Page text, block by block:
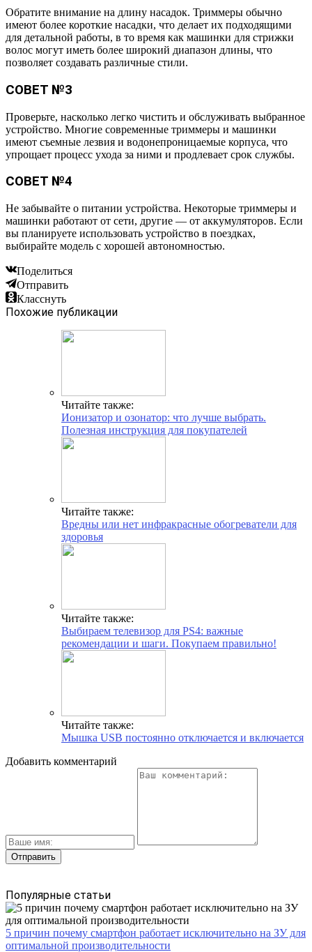
Обратите внимание на длину насадок. Триммеры обычно
имеют более короткие насадки, что делает их подходящими
для детальной работы, в то время как машинки для стрижки
волос могут иметь более широкий диапазон длины, что
позволяет создавать различные стили.
СОВЕТ №3
Проверьте, насколько легко чистить и обслуживать выбранное
устройство. Многие современные триммеры и машинки
имеют съемные лезвия и водонепроницаемые корпуса, что
упрощает процесс ухода за ними и продлевает срок службы.
СОВЕТ №4
Не забывайте о питании устройства. Некоторые триммеры и
машинки работают от сети, другие — от аккумуляторов. Если
вы планируете использовать устройство в поездках,
выбирайте модель с хорошей автономностью.
Поделиться
Отправить
Класснуть
Похожие публикации
Читайте также:
Ионизатор и озонатор: что лучше выбрать.
Полезная инструкция для покупателей
Читайте также:
Вредны или нет инфракрасные обогреватели для
здоровья
Читайте также:
Выбираем телевизор для PS4: важные
рекомендации и шаги. Покупаем правильно!
Читайте также:
Мышка USB постоянно отключается и включается
Добавить комментарий
Популярные статьи
5 причин почему смартфон работает исключительно на ЗУ для
оптимальной производительности